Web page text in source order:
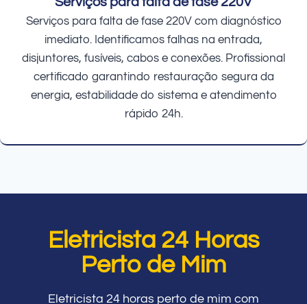
Serviços para falta de fase 220V com diagnóstico
imediato. Identificamos falhas na entrada,
disjuntores, fusíveis, cabos e conexões. Profissional
certificado garantindo restauração segura da
energia, estabilidade do sistema e atendimento
rápido 24h.
Eletricista 24 Horas
Perto de Mim
Eletricista 24 horas perto de mim com